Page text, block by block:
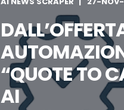
“QUOTE TO
AI